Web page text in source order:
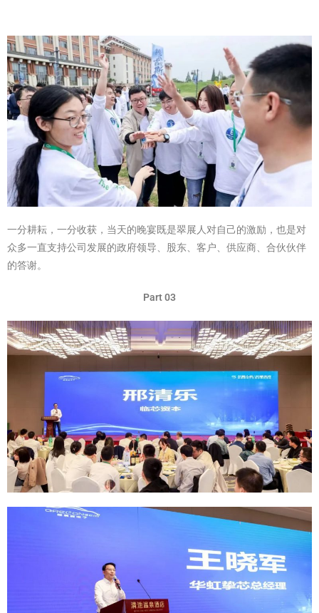
一分耕耘，一分收获，当天的晚宴既是翠展人对自己的激励，也是对
众多一直支持公司发展的政府领导、股东、客户、供应商、合伙伙伴
的答谢。
Part 03